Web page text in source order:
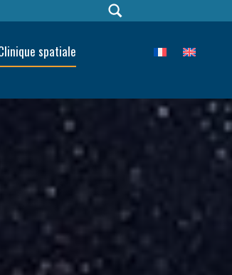
spatiale